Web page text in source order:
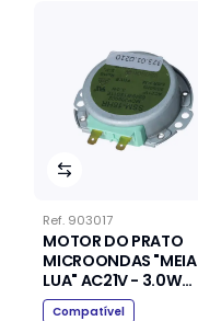
Ref. 903017
MOTOR DO PRATO
MICROONDAS "MEIA
LUA" AC21V - 3.0W
2.5/3R.P.M.
Compatível